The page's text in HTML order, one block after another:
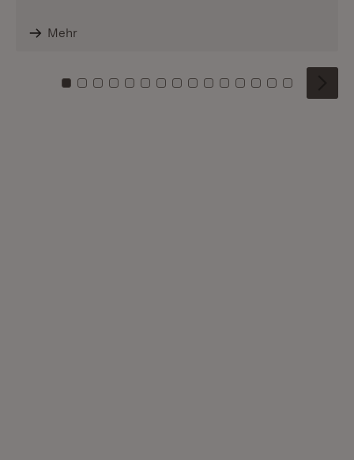
Mehr
Zu Kachel: 0
Zu Kachel: 1
Zu Kachel: 2
Zu Kachel: 3
Zu Kachel: 4
Zu Kachel: 5
Zu Kachel: 6
Zu Kachel: 7
Zu Kachel: 8
Zu Kachel: 9
Zu Kachel: 10
Zu Kachel: 11
Zu Kachel: 12
Zu Kachel:
Zu